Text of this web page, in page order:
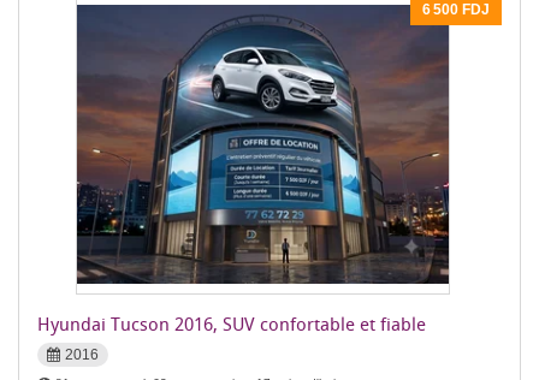
6 500 FDJ
Hyundai Tucson 2016, SUV confortable et fiable
2016